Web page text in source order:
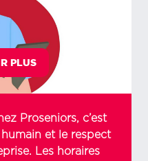
PLUS
Proseniors, c’est
et le respect
Les horaires